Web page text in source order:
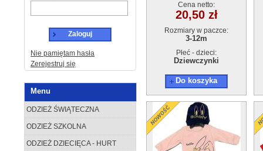
Zaloguj
Nie pamiętam hasła
Zerejestruj się
Menu
ODZIEŻ ŚWIĄTECZNA
ODZIEŻ SZKOLNA
ODZIEŻ DZIECIĘCA - HURT
Cena netto:
20,50 zł
Rozmiary w paczce:
3-12m
Płeć - dzieci:
Dziewczynki
Do koszyka